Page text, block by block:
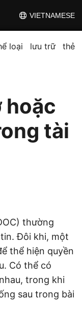
VIETNAMESE
loại lưu trữ thẻ
hoặc
tài
thường
Đôi khi, một
thể hiện quyền
Có thể có
trong khi
sau trong bài